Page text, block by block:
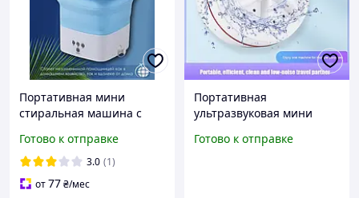
Портативная мини
стиральная машина с
детей Ультразвуковая
машинка для стирки
Готово к отправке
3.0 (1)
от77₴/мес
Портативная
ультразвуковая мини
удобство стирки в
Готово к отправке